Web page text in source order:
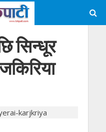
सिन्धूर